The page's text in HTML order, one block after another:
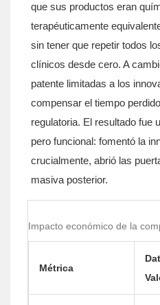
que sus productos eran
terapéuticamente
sin tener que repetir todos
clínicos desde cero. A
patente limitadas a los
compensar el tiempo
regulatoria. El resultado fue
pero funcional: fomentó la
crucialmente, abrió las
masiva posterior.
Impacto económico de la
Métrica